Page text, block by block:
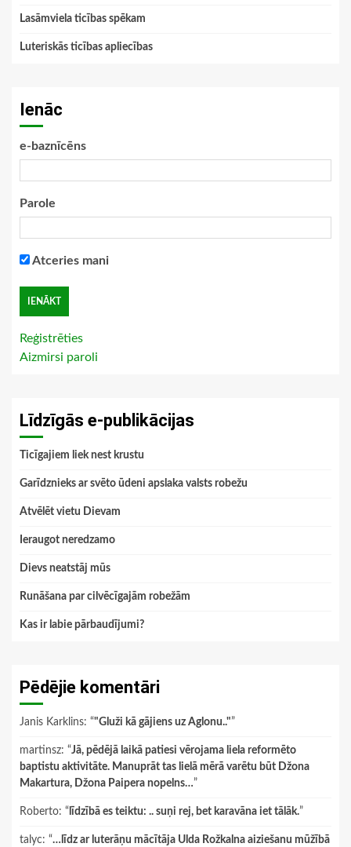
Lasāmviela ticības spēkam
Luteriskās ticības apliecības
Ienāc
e-baznīcēns
Parole
Atceries mani
Reģistrēties
Aizmirsi paroli
Līdzīgās e-publikācijas
Ticīgajiem liek nest krustu
Garīdznieks ar svēto ūdeni apslaka valsts robežu
Atvēlēt vietu Dievam
Ieraugot neredzamo
Dievs neatstāj mūs
Runāšana par cilvēcīgajām robežām
Kas ir labie pārbaudījumi?
Pēdējie komentāri
Janis Karklins: “"Gluži kā gājiens uz Aglonu.."”
martinsz: “Jā, pēdējā laikā patiesi vērojama liela reformēto
baptistu aktivitāte. Manuprāt tas lielā mērā varētu būt Džona
Makartura, Džona Paipera nopelns…”
Roberto: “ līdzībā es teiktu: .. suņi rej, bet karavāna iet tālāk.”
talyc: “…līdz ar luterāņu mācītāja Ulda Rožkalna aiziešanu mūžībā